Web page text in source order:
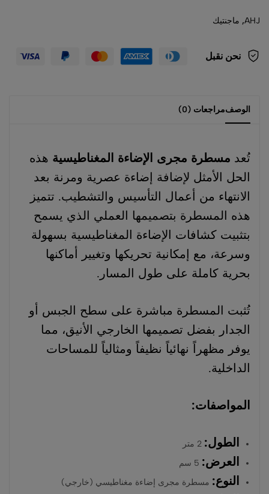
AHJ
, ماجنتيك
نحن نقبل
الوصفمراجعات (0)
تُعد مسطرة مجرى الإضاءة المغناطيسية هذه
الحل الأمثل لإضافة إضاءة عصرية ومرنة بعد
الانتهاء من أعمال التأسيس والتشطيب. تتميز
هذه المسطرة بتصميمها العملي الذي يسمح
بتثبيت كشافات الإضاءة المغناطيسية بسهولة
وسرعة، مع إمكانية تحريكها وتغيير أماكنها
بحرية كاملة على طول المسار.
تُثبت المسطرة مباشرة على سطح الجبس أو
الجدار بفضل تصميمها الخارجي الأنيق، مما
يوفر مظهراً نهائياً نظيفاً ومثالياً للمساحات
الداخلية.
المواصفات:
الطول: 2 متر
العرض:
النوع: مسطرة مجرى إضاءة مغناطيسي (خارجي)